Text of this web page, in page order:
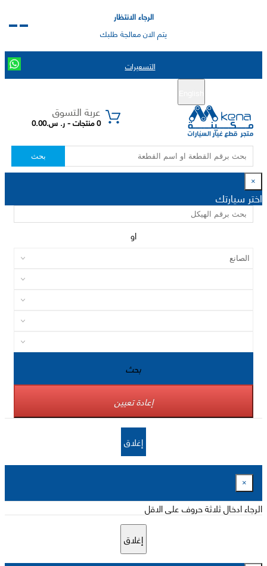
الرجاء الانتظار
يتم الان معالجة طلبك
التسعيرات
عربة التسوق
0 منتجات - ر. س.0.00
بحث
×
اختر سيارتك
او
بحث
إعادة تعيين
إغلاق
×
الرجاء ادخال ثلاثة حروف على الاقل
إغلاق